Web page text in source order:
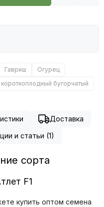
Гавриш
Огурец
бугорчатый
Доставка
и статьи (1)
сорта
F1
купить оптом семена